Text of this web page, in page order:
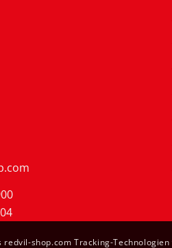
redvil-shop.com Tracking-